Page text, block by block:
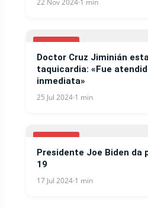
22 Nov 2024·1 min
COVID-19
Doctor Cruz Jiminián
taquicardia: «Fue
inmediata»
25 Jul 2024·1 min
COVID-19
Presidente Joe Biden da
19
17 Jul 2024·1 min